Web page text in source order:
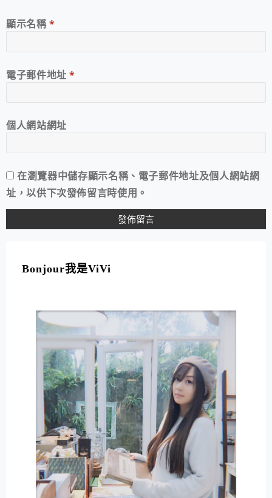
顯示名稱*
電子郵件地址*
個人網站網址
在瀏覽器中儲存顯示名稱、電子郵件地址及個人網站網
址，以供下次發佈留言時使用。
Bonjour我是ViVi